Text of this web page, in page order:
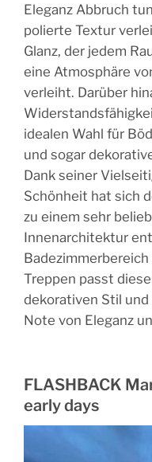
Eleganz Abbruch
polierte Textur
Glanz, der jedem
eine Atmosphäre
verleiht. Darüber
idealen Wahl für
und sogar
Dank seiner
Schönheit hat sich
zu einem sehr
Innenarchitektur
Treppen passt
dekorativen Stil
Note von Eleganz
FLASHBACK
early days